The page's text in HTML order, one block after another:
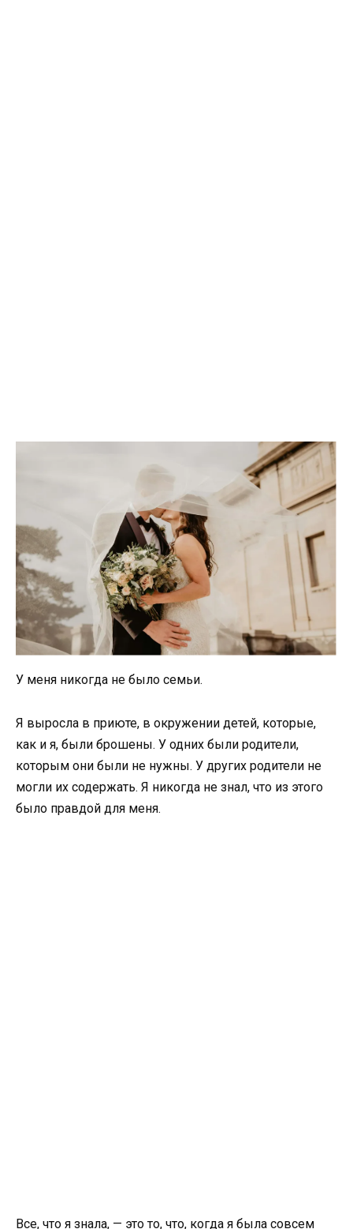
У меня никогда не было семьи.
Я выросла в приюте, в окружении детей, которые,
как и я, были брошены. У одних были родители,
которым они были не нужны. У других родители не
могли их содержать. Я никогда не знал, что из этого
было правдой для меня.
Все, что я знала, — это то, что, когда я была совсем